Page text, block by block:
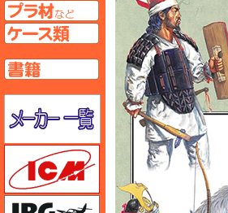
プラ材ページへ
ケースページへ
書籍ページへ
メーカー一覧のページはこ